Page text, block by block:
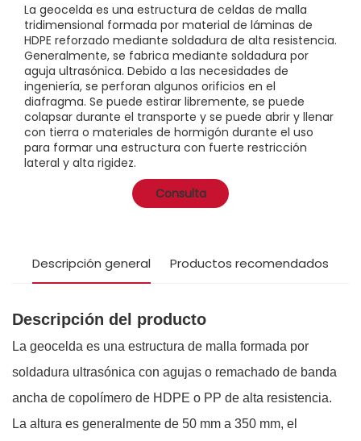
La geocelda es una estructura de celdas de malla
tridimensional formada por material de láminas de
HDPE reforzado mediante soldadura de alta resistencia.
Generalmente, se fabrica mediante soldadura por
aguja ultrasónica. Debido a las necesidades de
ingeniería, se perforan algunos orificios en el
diafragma. Se puede estirar libremente, se puede
colapsar durante el transporte y se puede abrir y llenar
con tierra o materiales de hormigón durante el uso
para formar una estructura con fuerte restricción
lateral y alta rigidez.
Consulta
Descripción general Productos recomendados
Descripción del producto
La geocelda es una estructura de malla formada por
soldadura ultrasónica con agujas o remachado de banda
ancha de copolímero de HDPE o PP de alta resistencia.
La altura es generalmente de 50 mm a 350 mm, el